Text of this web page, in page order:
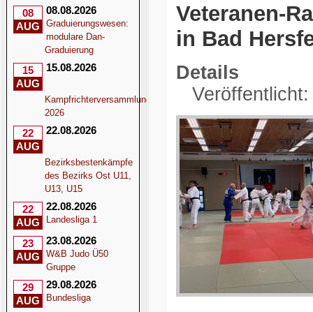
08
AUG
08.08.2026
Graduierungswesen:
modulare Dan-
Graduierung
15
AUG
15.08.2026
Kampfrichterversammlung
2026
22
AUG
22.08.2026
Bezirksbestenkämpfe
des Bezirks Ost U11,
U13, U15
22
AUG
22.08.2026
Landesliga 1
23
AUG
23.08.2026
W&B Judo Ü50
Gruppe
29
AUG
29.08.2026
Bundesliga
Veteranen-
in Bad
Details